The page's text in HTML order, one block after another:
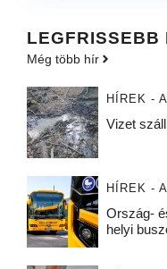
LEGFRISSEBB
Még több hír
HÍREK -
Vizet
HÍREK -
Ország-
helyi